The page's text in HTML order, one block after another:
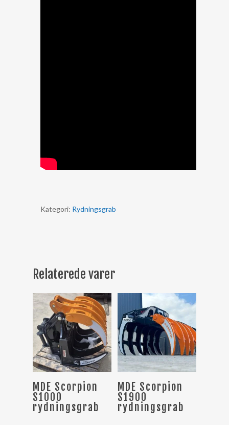
Kategori: Rydningsgrab
Relaterede varer
Læs Mere
MDE Scorpion
S1000
rydningsgrab
Læs Mere
MDE Scorpion
S1900
rydningsgrab